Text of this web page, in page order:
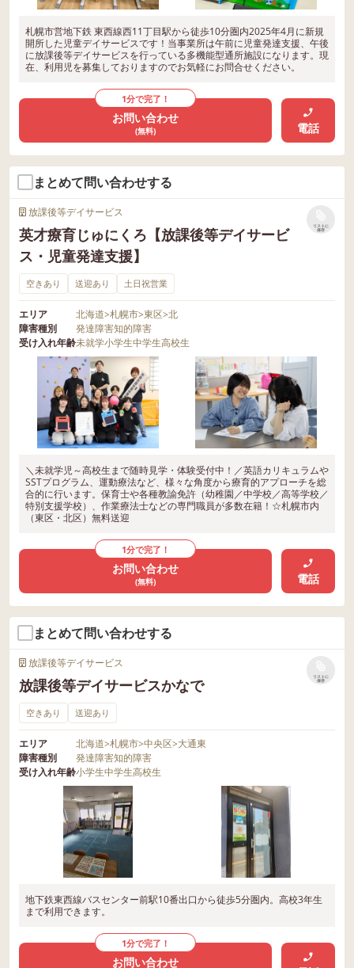
札幌市営地下鉄 東西線西11丁目駅から徒歩10分圏内2025年4月に新規
開所した児童デイサービスです！当事業所は午前に児童発達支援、午後
に放課後等デイサービスを行っている多機能型通所施設になります。現
在、利用児を募集しておりますのでお気軽にお問合せください。
1分で完了！
お問い合わせ
(無料) 電話
まとめて問い合わせする
放課後等デイサービス
英才療育じゅにくろ【放課後等デイサービ
ス・児童発達支援】
リストに
保存
空きあり 送迎あり 土日祝営業
エリア 北海道>札幌市>東区>北
障害種別
発達障害知的障害
受け入れ年齢未就学小学生中学生高校生
＼未就学児～高校生まで随時見学・体験受付中！／英語カリキュラムや
SSTプログラム、運動療法など、様々な角度から療育的アプローチを総
合的に行います。保育士や各種教諭免許（幼稚園／中学校／高等学校／
特別支援学校）、作業療法士などの専門職員が多数在籍！☆札幌市内
（東区・北区）無料送迎
1分で完了！
お問い合わせ
(無料) 電話
まとめて問い合わせする
放課後等デイサービス
放課後等デイサービスかなで
リストに
保存
空きあり 送迎あり
エリア 北海道>札幌市>中央区>大通東
障害種別
発達障害知的障害
受け入れ年齢小学生中学生高校生
地下鉄東西線バスセンター前駅10番出口から徒歩5分圏内。高校3年生
まで利用できます。
1分で完了！
お問い合わせ